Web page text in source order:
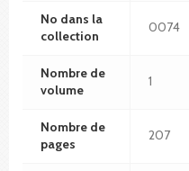
No dans la
collection
0074
Nombre de
volume
1
Nombre de
pages
207